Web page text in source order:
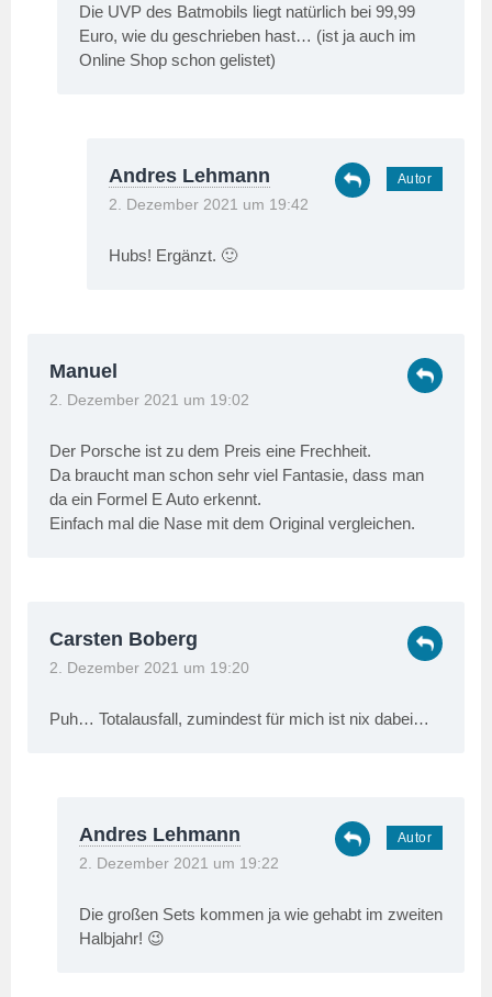
Die UVP des Batmobils liegt natürlich bei 99,99
Euro, wie du geschrieben hast… (ist ja auch im
Online Shop schon gelistet)
Andres Lehmann
2. Dezember 2021 um 19:42
Hubs! Ergänzt. 🙂
Manuel
2. Dezember 2021 um 19:02
Der Porsche ist zu dem Preis eine Frechheit.
Da braucht man schon sehr viel Fantasie, dass man
da ein Formel E Auto erkennt.
Einfach mal die Nase mit dem Original vergleichen.
Carsten Boberg
2. Dezember 2021 um 19:20
Puh… Totalausfall, zumindest für mich ist nix dabei…
Andres Lehmann
2. Dezember 2021 um 19:22
Die großen Sets kommen ja wie gehabt im zweiten
Halbjahr! 😉